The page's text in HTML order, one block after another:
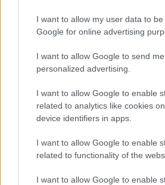
I want to allow my user data to
Google for online advertising
I want to allow Google to send me
personalized advertising.
I want to allow Google to enable
related to analytics like cookies
device identifiers in apps.
I want to allow Google to enable
related to functionality of the
I want to allow Google to enable
Continua a leggere
ALTRI SPORT